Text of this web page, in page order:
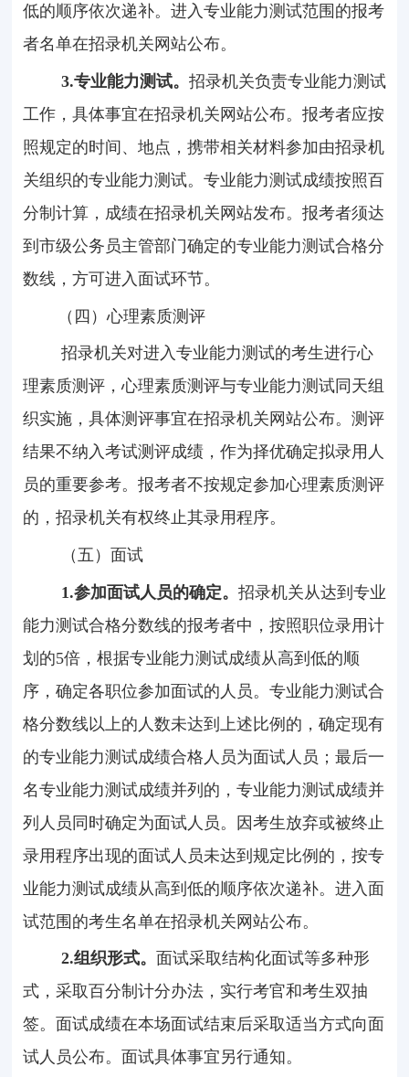
低的顺序依次递补。进入专业能力测试范围的报考
者名单在招录机关网站公布。
3.专业能力测试。招录机关负责专业能力测试
工作，具体事宜在招录机关网站公布。报考者应按
照规定的时间、地点，携带相关材料参加由招录机
关组织的专业能力测试。专业能力测试成绩按照百
分制计算，成绩在招录机关网站发布。报考者须达
到市级公务员主管部门确定的专业能力测试合格分
数线，方可进入面试环节。
（四）心理素质测评
招录机关对进入专业能力测试的考生进行心
理素质测评，心理素质测评与专业能力测试同天组
织实施，具体测评事宜在招录机关网站公布。测评
结果不纳入考试测评成绩，作为择优确定拟录用人
员的重要参考。报考者不按规定参加心理素质测评
的，招录机关有权终止其录用程序。
（五）面试
1.参加面试人员的确定。招录机关从达到专业
能力测试合格分数线的报考者中，按照职位录用计
划的5倍，根据专业能力测试成绩从高到低的顺
序，确定各职位参加面试的人员。专业能力测试合
格分数线以上的人数未达到上述比例的，确定现有
的专业能力测试成绩合格人员为面试人员；最后一
名专业能力测试成绩并列的，专业能力测试成绩并
列人员同时确定为面试人员。因考生放弃或被终止
录用程序出现的面试人员未达到规定比例的，按专
业能力测试成绩从高到低的顺序依次递补。进入面
试范围的考生名单在招录机关网站公布。
2.组织形式。 面试采取结构化面试等多种形
式，采取百分制计分办法，实行考官和考生双抽
签。面试成绩在本场面试结束后采取适当方式向面
试人员公布。面试具体事宜另行通知。